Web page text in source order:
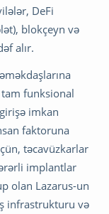
DeFi
blokçeyn və
alır.
funksional
imkan
faktoruna
təcavüzkarlar
implantlar
olan Lazarus-un
infrastrukturu və